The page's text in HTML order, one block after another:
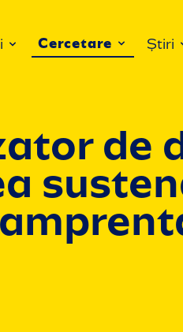
Cercetare Știri
de